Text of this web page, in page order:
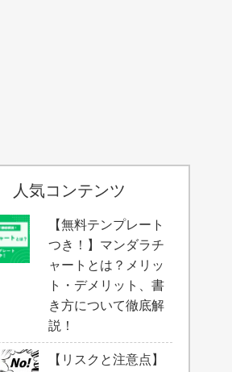
人気コンテンツ
【無料テンプレート
つき！】マンダラチ
ャートとは？メリッ
ト・デメリット、書
き方について徹底解
説！
【リスクと注意点】